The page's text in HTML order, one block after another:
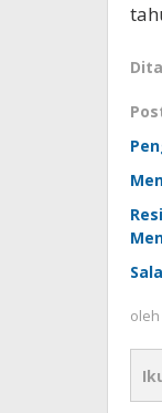
oleh